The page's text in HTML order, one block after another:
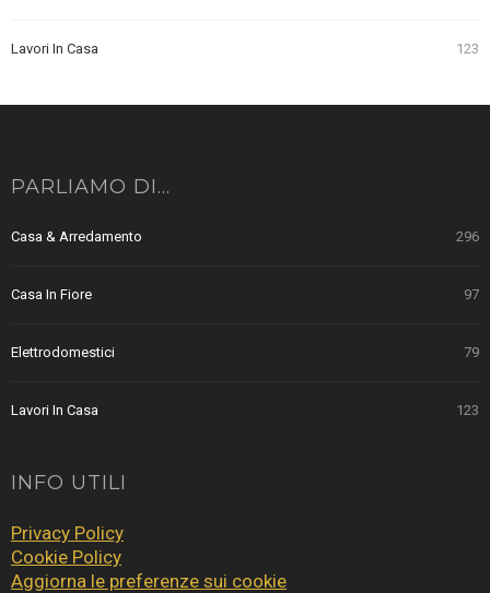
Lavori In Casa 123
PARLIAMO DI…
Casa & Arredamento 296
Casa In Fiore 97
Elettrodomestici 79
Lavori In Casa 123
INFO UTILI
Privacy Policy
Cookie Policy
Aggiorna le preferenze sui cookie